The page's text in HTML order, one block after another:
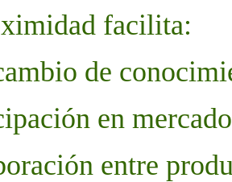
facilita:
de
en
entre